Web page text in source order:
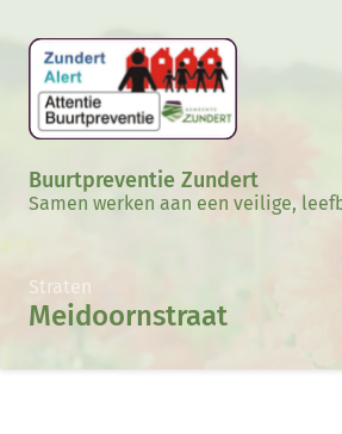
Buurtpreventie Zundert
Samen werken aan een veilige,
Straten
Meidoornstraat